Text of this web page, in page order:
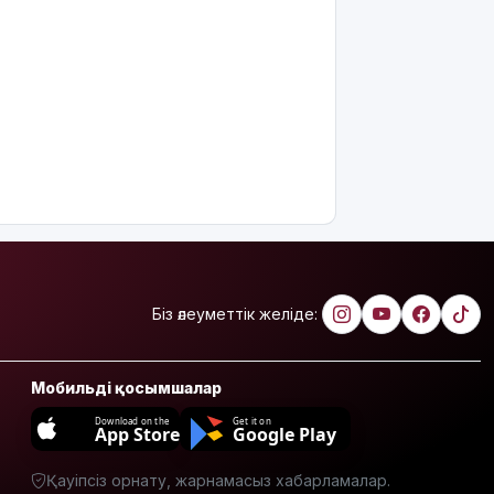
блогер
Астанада
қамауға
алынды
Мектеп
оқушылары
енді БЖБ
Біз әлеуметтік желіде:
Мобильді қосымшалар
Download on the
App Store
Get it on
Google Play
Қауіпсіз орнату, жарнамасыз хабарламалар.